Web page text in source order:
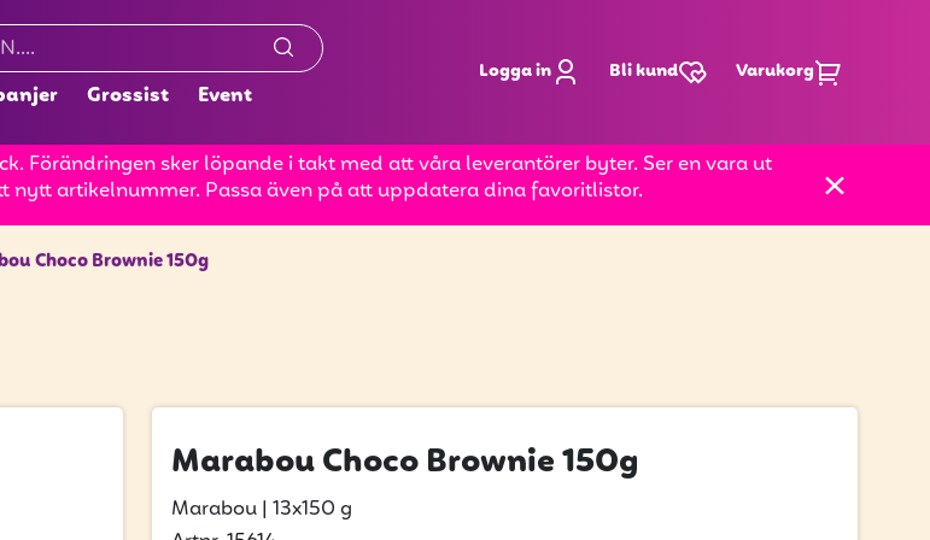
Grossist Event
Logga in Bli kund Varukorg
Förändringen sker löpande i takt med att våra leverantörer byter. Ser en vara ut
artikelnummer. Passa även på att uppdatera dina favoritlistor.
Choco Brownie 150g
Marabou Choco Brownie 150g
Marabou | 13x150 g